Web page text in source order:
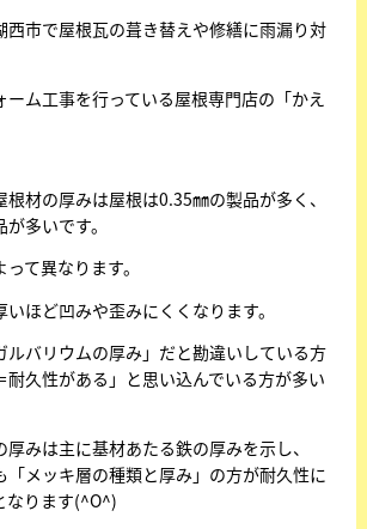
西市で屋根瓦の葺き替えや修繕に雨漏り対
ム工事を行っている屋根専門店の「かえ
材の厚みは屋根は0.35㎜の製品が多く、
多いです。
て異なります。
ほど凹みや歪みにくくなります。
ルバリウムの厚み」だと勘違いしている方
耐久性がある」と思い込んでいる方が多い
みは主に基材あたる鉄の厚みを示し、
「メッキ層の種類と厚み」の方が耐久性に
なります(^O^)